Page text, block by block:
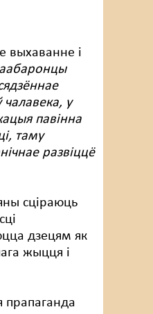
выхаванне і
у
павінна
таму
развіццё
сціраюць
дзецям як
жыцця і
прапаганда